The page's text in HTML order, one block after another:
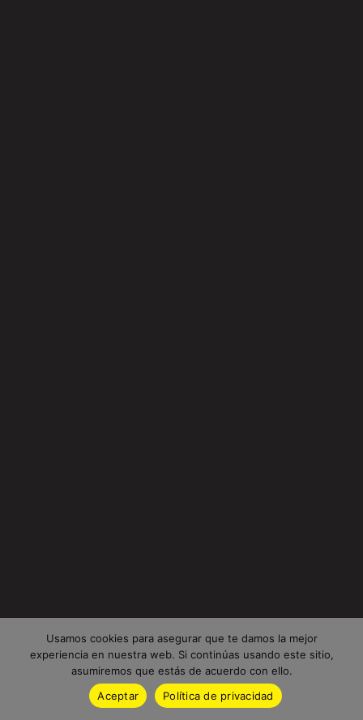
Usamos cookies para asegurar que te damos la mejor
experiencia en nuestra web. Si continúas usando este sitio,
asumiremos que estás de acuerdo con ello.
Aceptar
Política de privacidad